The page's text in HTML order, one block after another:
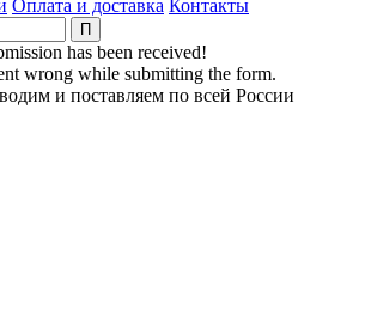
Оплата и доставка Контакты
has been received!
wrong while submitting the form.
и поставляем по всей России